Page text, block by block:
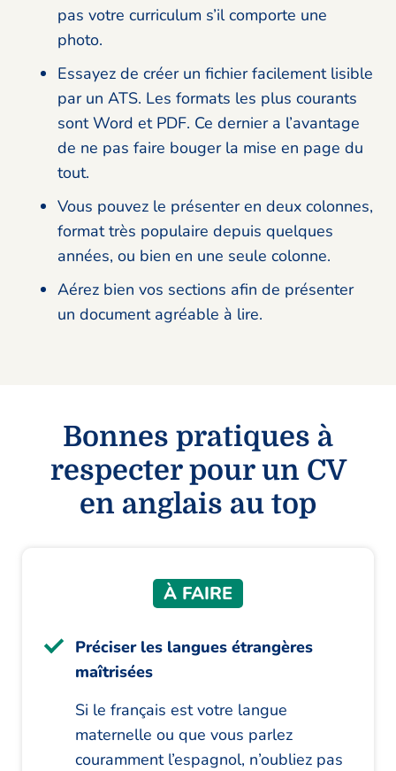
pas votre curriculum s’il comporte une
photo.
Essayez de créer un fichier facilement lisible
par un ATS. Les formats les plus courants
sont Word et PDF. Ce dernier a l’avantage
de ne pas faire bouger la mise en page du
tout.
Vous pouvez le présenter en deux colonnes,
format très populaire depuis quelques
années, ou bien en une seule colonne.
Aérez bien vos sections afin de présenter
un document agréable à lire.
Bonnes pratiques à
respecter pour un CV
en anglais au top
À FAIRE
Préciser les langues étrangères
maîtrisées
Si le français est votre langue
maternelle ou que vous parlez
couramment l’espagnol, n’oubliez pas